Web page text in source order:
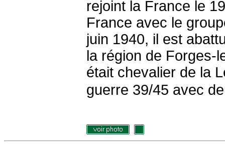
rejoint la France le
France avec le
juin 1940, il est
la région de Forges-
était chevalier de la
guerre 39/45 avec